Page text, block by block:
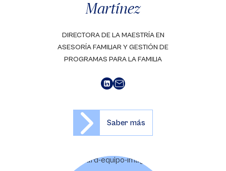
Martínez
DIRECTORA DE LA MAESTRÍA EN
ASESORÍA FAMILIAR Y GESTIÓN DE
PROGRAMAS PARA LA FAMILIA
Saber más